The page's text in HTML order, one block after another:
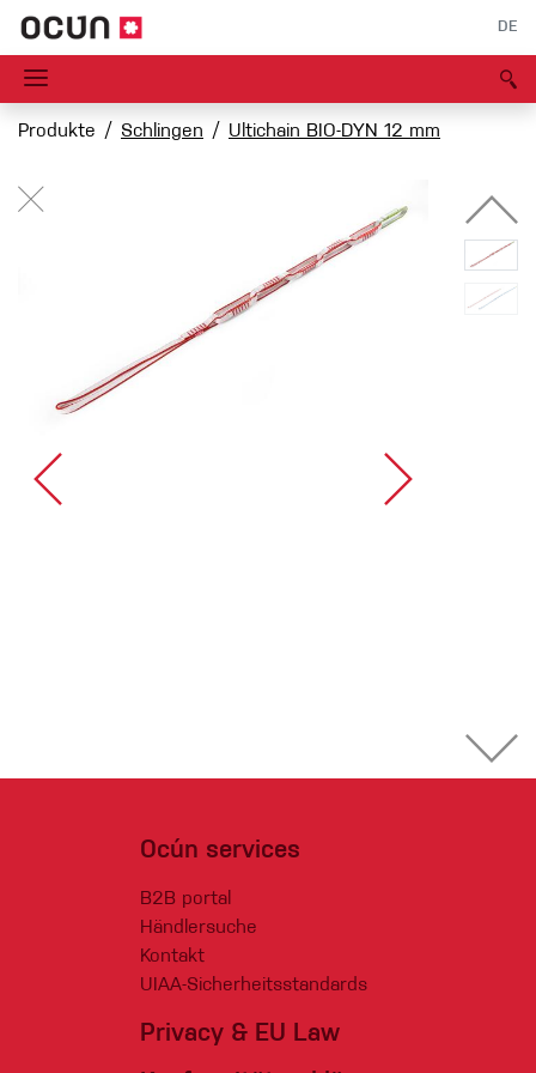
DE
Produkte Schlingen Ultichain BIO-DYN 12 mm
Ocún services
B2B portal
Händlersuche
Kontakt
UIAA-Sicherheitsstandards
Privacy & EU Law